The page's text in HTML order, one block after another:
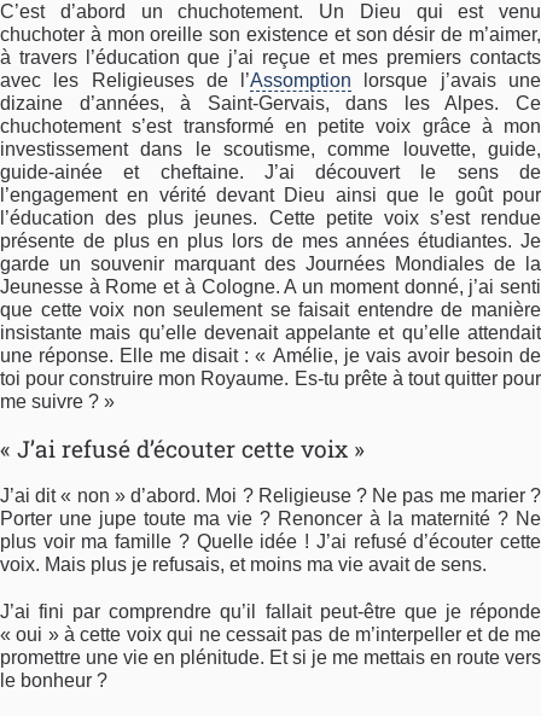
C’est d’abord un chuchotement. Un Dieu qui est venu
chuchoter à mon oreille son existence et son désir de m’aimer,
à travers l’éducation que j’ai reçue et mes premiers contacts
avec les Religieuses de l’Assomption lorsque j’avais une
dizaine d’années, à Saint-Gervais, dans les Alpes. Ce
chuchotement s’est transformé en petite voix grâce à mon
investissement dans le scoutisme, comme louvette, guide,
guide-ainée et cheftaine. J’ai découvert le sens de
l’engagement en vérité devant Dieu ainsi que le goût pour
l’éducation des plus jeunes. Cette petite voix s’est rendue
présente de plus en plus lors de mes années étudiantes. Je
garde un souvenir marquant des Journées Mondiales de la
Jeunesse à Rome et à Cologne. A un moment donné, j’ai senti
que cette voix non seulement se faisait entendre de manière
insistante mais qu’elle devenait appelante et qu’elle attendait
une réponse. Elle me disait : « Amélie, je vais avoir besoin de
toi pour construire mon Royaume. Es-tu prête à tout quitter pour
me suivre ? »
« J’ai refusé d’écouter cette voix »
J’ai dit « non » d’abord. Moi ? Religieuse ? Ne pas me marier ?
Porter une jupe toute ma vie ? Renoncer à la maternité ? Ne
plus voir ma famille ? Quelle idée ! J’ai refusé d’écouter cette
voix. Mais plus je refusais, et moins ma vie avait de sens.
J’ai fini par comprendre qu’il fallait peut-être que je réponde
« oui » à cette voix qui ne cessait pas de m’interpeller et de me
promettre une vie en plénitude. Et si je me mettais en route vers
le bonheur ?